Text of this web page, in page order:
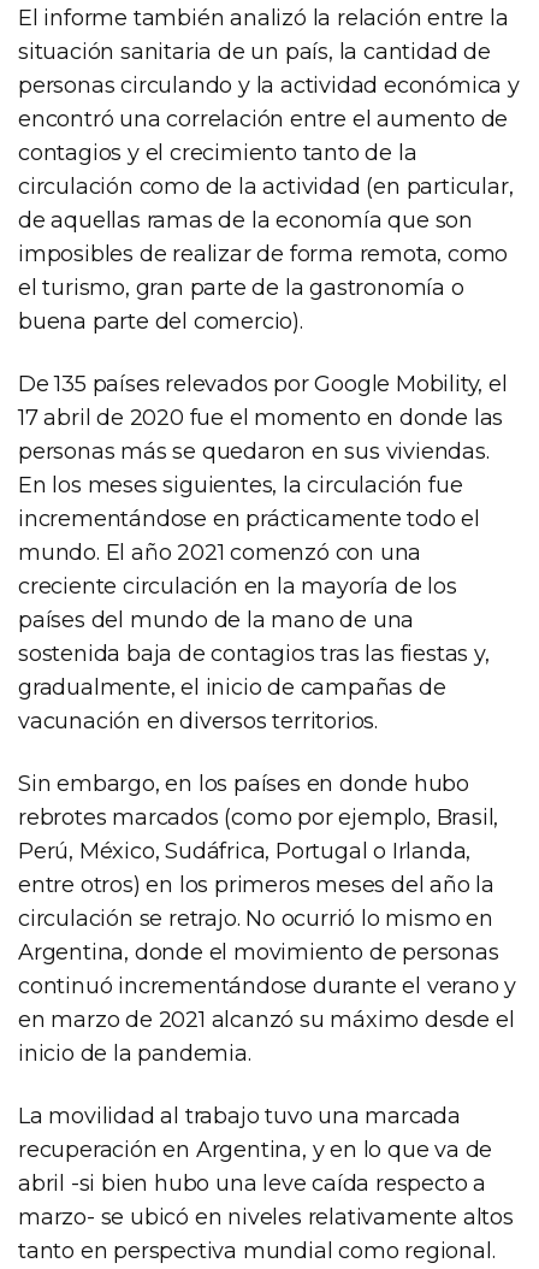
El informe también analizó la relación entre la
situación sanitaria de un país, la cantidad de
personas circulando y la actividad económica y
encontró una correlación entre el aumento de
contagios y el crecimiento tanto de la
circulación como de la actividad (en particular,
de aquellas ramas de la economía que son
imposibles de realizar de forma remota, como
el turismo, gran parte de la gastronomía o
buena parte del comercio).
De 135 países relevados por Google Mobility, el
17 abril de 2020 fue el momento en donde las
personas más se quedaron en sus viviendas.
En los meses siguientes, la circulación fue
incrementándose en prácticamente todo el
mundo. El año 2021 comenzó con una
creciente circulación en la mayoría de los
países del mundo de la mano de una
sostenida baja de contagios tras las fiestas y,
gradualmente, el inicio de campañas de
vacunación en diversos territorios.
Sin embargo, en los países en donde hubo
rebrotes marcados (como por ejemplo, Brasil,
Perú, México, Sudáfrica, Portugal o Irlanda,
entre otros) en los primeros meses del año la
circulación se retrajo. No ocurrió lo mismo en
Argentina, donde el movimiento de personas
continuó incrementándose durante el verano y
en marzo de 2021 alcanzó su máximo desde el
inicio de la pandemia.
La movilidad al trabajo tuvo una marcada
recuperación en Argentina, y en lo que va de
abril -si bien hubo una leve caída respecto a
marzo- se ubicó en niveles relativamente altos
tanto en perspectiva mundial como regional.